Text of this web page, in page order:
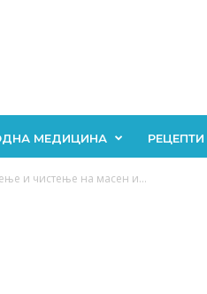
МЕДИЦИНА РЕЦЕПТИ
и чистење на масен и...